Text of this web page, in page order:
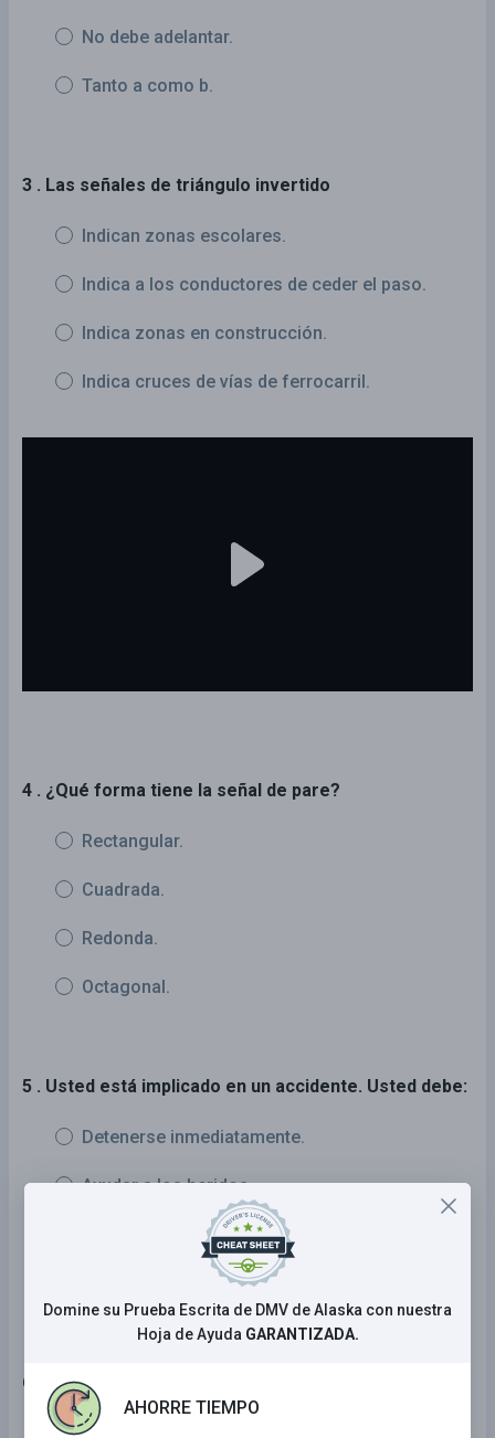
No debe adelantar.
Tanto a como b.
3 . Las señales de triángulo invertido
Indican zonas escolares.
Indica a los conductores de ceder el paso.
Indica zonas en construcción.
Indica cruces de vías de ferrocarril.
4 . ¿Qué forma tiene la señal de pare?
Rectangular.
Cuadrada.
Redonda.
Octagonal.
5 . Usted está implicado en un accidente. Usted debe:
Detenerse inmediatamente.
Ayudar a los heridos.
Llamar a la policía.
Todas las anteriores.
6 . Esta señal significa:
Domine su Prueba Escrita de DMV de Alaska con nuestra
Hoja de Ayuda GARANTIZADA.
AHORRE TIEMPO